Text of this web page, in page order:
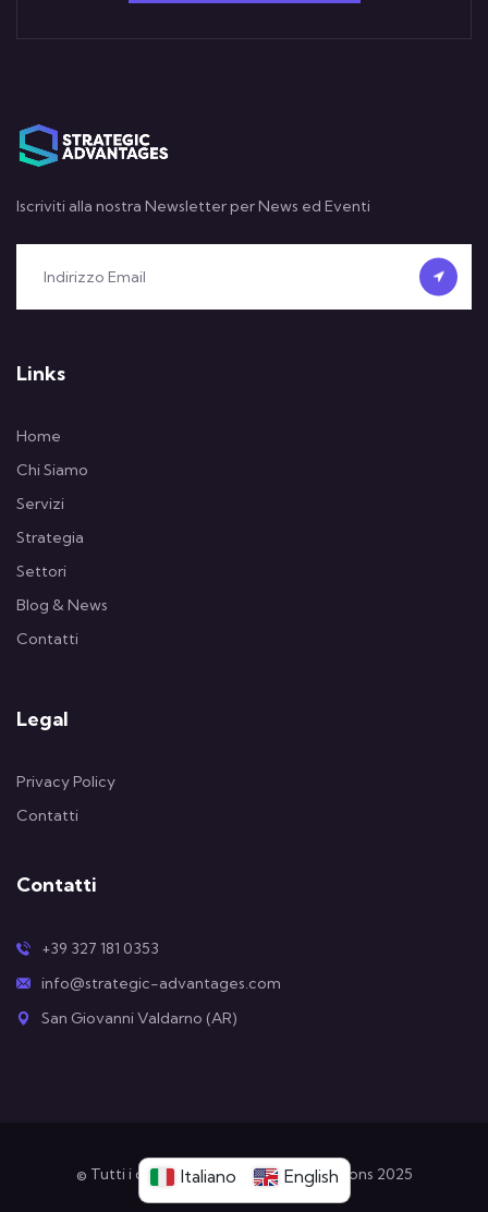
Iscriviti alla nostra Newsletter per News ed Eventi
Links
Home
Chi Siamo
Servizi
Strategia
Settori
Blog & News
Contatti
Legal
Privacy Policy
Contatti
Contatti
+39 327 181 0353
info@strategic-advantages.com
San Giovanni Valdarno (AR)
© Tutti i diritti riservati Strategic Solutions 2025
Italiano English